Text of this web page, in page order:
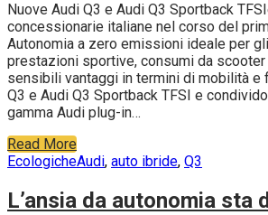
Nuove Audi Q3 e Audi Q3 Sportback
concessionarie italiane nel corso del
Autonomia a zero emissioni ideale per
prestazioni sportive, consumi da scooter
sensibili vantaggi in termini di mobilità e
Q3 e Audi Q3 Sportback TFSI e
gamma Audi plug-in…
Read More
EcologicheAudi, auto ibride, Q3
L’ansia da autonomia sta